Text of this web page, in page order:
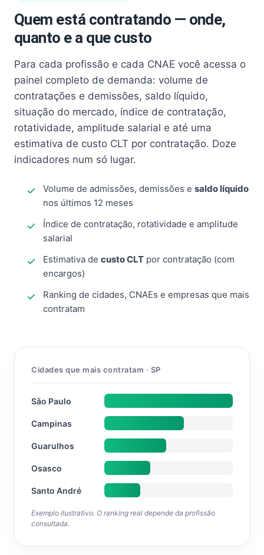
Quem está contratando — onde,
quanto e a que custo
Para cada profissão e cada CNAE você acessa o
painel completo de demanda: volume de
contratações e demissões, saldo líquido,
situação do mercado, índice de contratação,
rotatividade, amplitude salarial e até uma
estimativa de custo CLT por contratação. Doze
indicadores num só lugar.
Volume de admissões, demissões e saldo líquido
nos últimos 12 meses
Índice de contratação, rotatividade e amplitude
salarial
Estimativa de custo CLT por contratação (com
encargos)
Ranking de cidades, CNAEs e empresas que mais
contratam
Cidades que mais contratam · SP
São Paulo
Campinas
Guarulhos
Osasco
Santo André
Exemplo ilustrativo. O ranking real depende da profissão
consultada.